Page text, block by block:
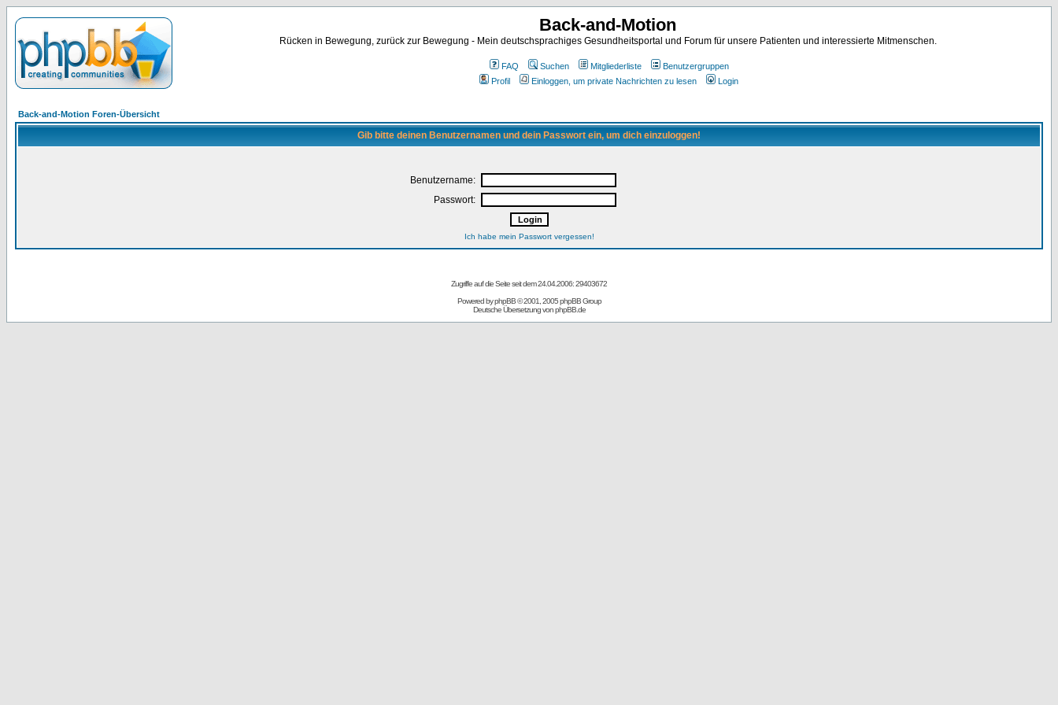
Back-and-Motion
Rücken in Bewegung, zurück zur Bewegung - Mein deutschsprachiges Gesundheitsportal und Forum für unsere Patienten und interessierte Mitmenschen.
FAQ Suchen Mitgliederliste
Benutzergruppen
Profil
Einloggen, um private Nachrichten zu lesen Login
Back-and-Motion Foren-Übersicht
Gib bitte deinen Benutzernamen und dein Passwort ein, um dich einzuloggen!
Benutzername:
Passwort:
Ich habe mein Passwort vergessen!
Zugriffe auf die Seite seit dem 24.04.2006: 29403672
Powered byphpBB© 2001, 2005 phpBB Group
Deutsche Übersetzung vonphpBB.de